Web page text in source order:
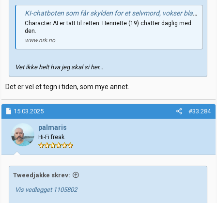
KI-chatboten som får skylden for et selvmord, vokser blant unge
Character AI er tatt til retten. Henriette (19) chatter daglig med
den.
www.nrk.no
Vet ikke helt hva jeg skal si her…
Det er vel et tegn i tiden, som mye annet.
15.03.2025 #33.284
palmaris
Hi-Fi freak
Tweedjakke skrev:
Vis vedlegget 1105802